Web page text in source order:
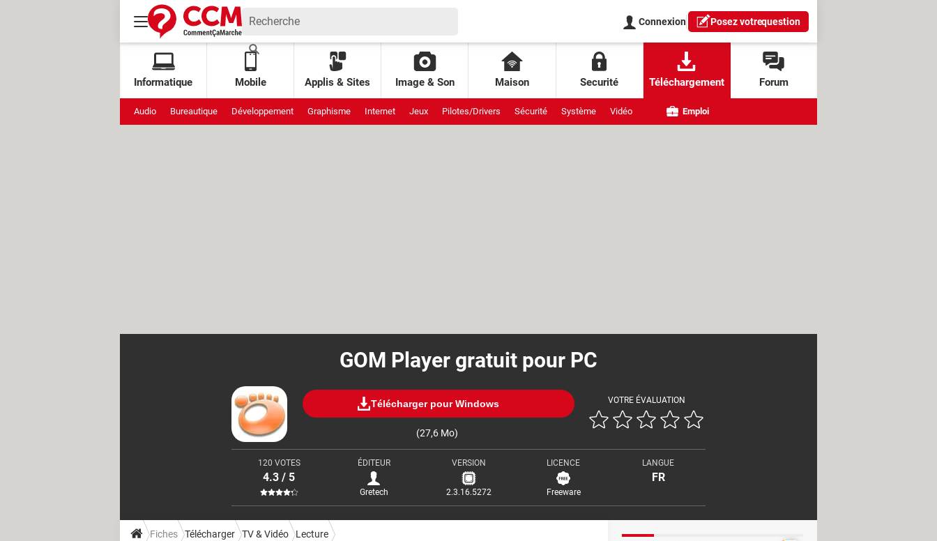
Connexion Posez votrequestion
Informatique Mobile Applis & Sites Image & Son Maison Securité Téléchargement Forum
Audio Bureautique Développement Graphisme Internet Jeux Pilotes/Drivers Sécurité Système Vidéo Emploi
GOM Player gratuit pour PC
Télécharger pour Windows
(27,6 Mo)
VOTRE ÉVALUATION
120 VOTES
4.3 / 5
ÉDITEUR
Gretech
VERSION
2.3.16.5272
LICENCE
Freeware
LANGUE
FR
Fiches Télécharger TV & Vidéo Lecture